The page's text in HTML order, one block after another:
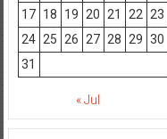
17 18 19 20 21 22
23
24 25 26 27 28 29 30
31
« Jul